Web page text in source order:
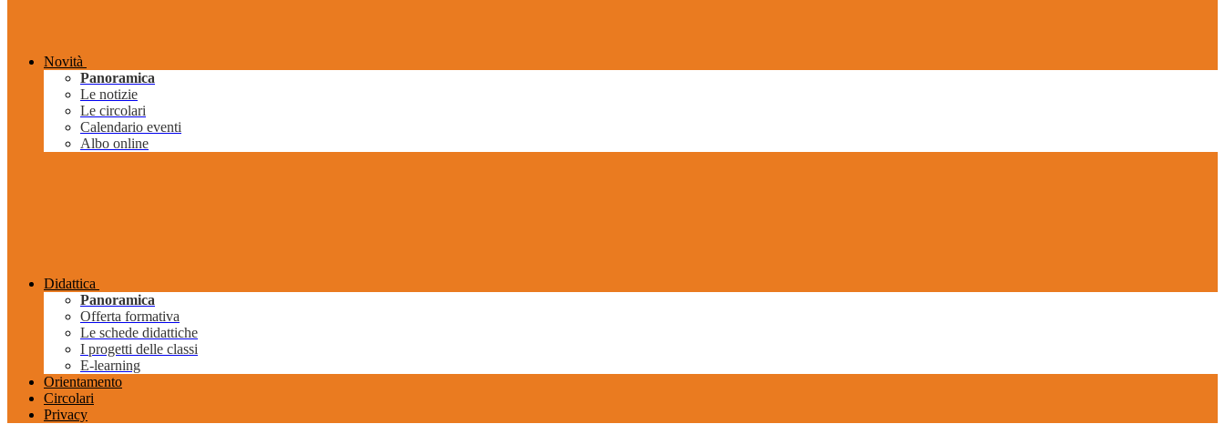
Novità
Panoramica
Le notizie
Le circolari
Calendario eventi
Albo online
Didattica
Panoramica
Offerta formativa
Le schede didattiche
I progetti delle classi
E-learning
Orientamento
Circolari
Privacy